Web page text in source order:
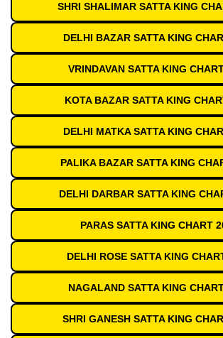
SHRI SHALIMAR SATTA KING
DELHI BAZAR SATTA KING
VRINDAVAN SATTA KING
KOTA BAZAR SATTA KING
DELHI MATKA SATTA KING
PALIKA BAZAR SATTA KING
DELHI DARBAR SATTA KING
PARAS SATTA KING CHART
DELHI ROSE SATTA KING
NAGALAND SATTA KING
SHRI GANESH SATTA KING